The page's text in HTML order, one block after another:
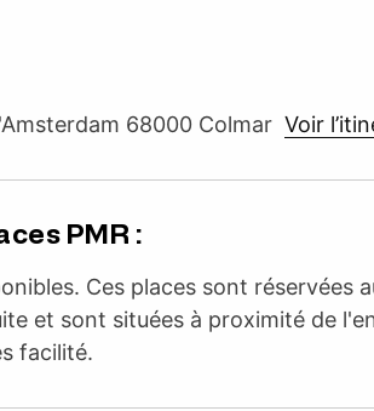
68000 Colmar Voir
PMR :
Ces places sont réservées
et sont situées à proximité de
facilité.